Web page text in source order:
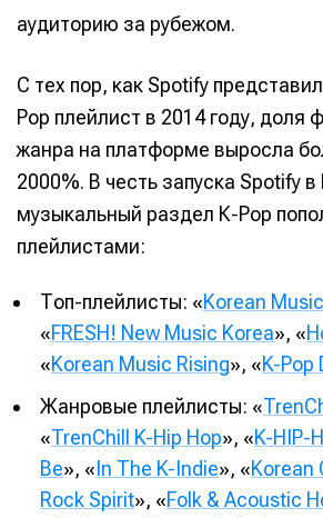
аудиторию за рубежом.
С тех пор, как Spotify
Pop плейлист в 2014 году, доля
жанра на платформе выросла
2000%. В честь запуска Spotify
музыкальный раздел К-Рор
плейлистами:
Топ-плейлисты: «Korean
«FRESH! New Music Korea», «
«Korean Music Rising», «K-Pop
Жанровые плейлисты: «
«TrenChill K-Hip Hop», «K-HIP-
Be», « In The K-Indie», «Korean
Rock Spirit», «Folk & Acoustic